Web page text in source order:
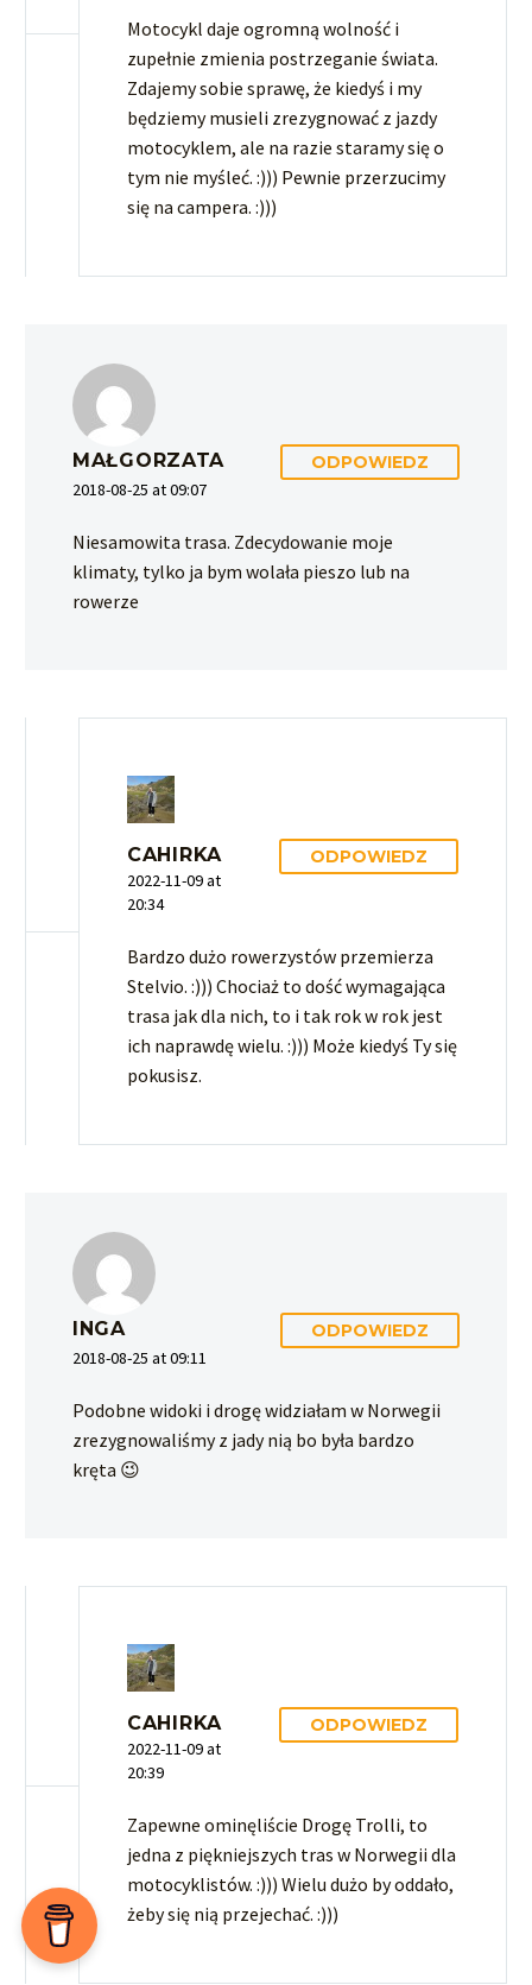
Motocykl daje ogromną wolność i
zupełnie zmienia postrzeganie świata.
Zdajemy sobie sprawę, że kiedyś i my
będziemy musieli zrezygnować z jazdy
motocyklem, ale na razie staramy się o
tym nie myśleć. :))) Pewnie przerzucimy
się na campera. :)))
MAŁGORZATA
2018-08-25 at 09:07
ODPOWIEDZ
Niesamowita trasa. Zdecydowanie moje
klimaty, tylko ja bym wolała pieszo lub na
rowerze
CAHIRKA
2022-11-09 at
20:34
ODPOWIEDZ
Bardzo dużo rowerzystów przemierza
Stelvio. :))) Chociaż to dość wymagająca
trasa jak dla nich, to i tak rok w rok jest
ich naprawdę wielu. :))) Może kiedyś Ty się
pokusisz.
INGA
2018-08-25 at 09:11
ODPOWIEDZ
Podobne widoki i drogę widziałam w Norwegii
zrezygnowaliśmy z jady nią bo była bardzo
kręta 😉
CAHIRKA
2022-11-09 at
20:39
ODPOWIEDZ
Zapewne ominęliście Drogę Trolli, to
jedna z piękniejszych tras w Norwegii dla
motocyklistów. :))) Wielu dużo by oddało,
żeby się nią przejechać. :)))